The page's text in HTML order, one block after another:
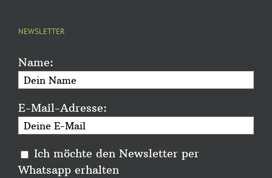
NEWSLETTER
Name:
E-Mail-Adresse:
Ich möchte den Newsletter per
Whatsapp erhalten